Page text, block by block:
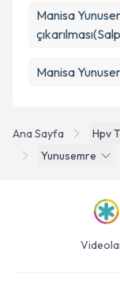
Ana Sayfa Hpv
Yunusemre
Manisa
Manisa